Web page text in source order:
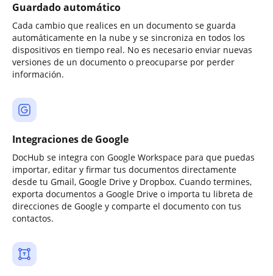
Guardado automático
Cada cambio que realices en un documento se guarda
automáticamente en la nube y se sincroniza en todos los
dispositivos en tiempo real. No es necesario enviar nuevas
versiones de un documento o preocuparse por perder
información.
Integraciones de Google
DocHub se integra con Google Workspace para que puedas
importar, editar y firmar tus documentos directamente
desde tu Gmail, Google Drive y Dropbox. Cuando termines,
exporta documentos a Google Drive o importa tu libreta de
direcciones de Google y comparte el documento con tus
contactos.